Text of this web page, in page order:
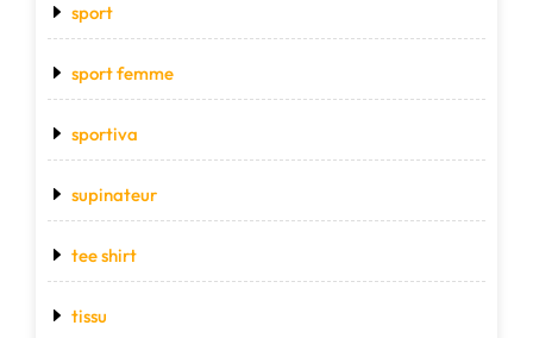
sport
sport femme
sportiva
supinateur
tee shirt
tissu